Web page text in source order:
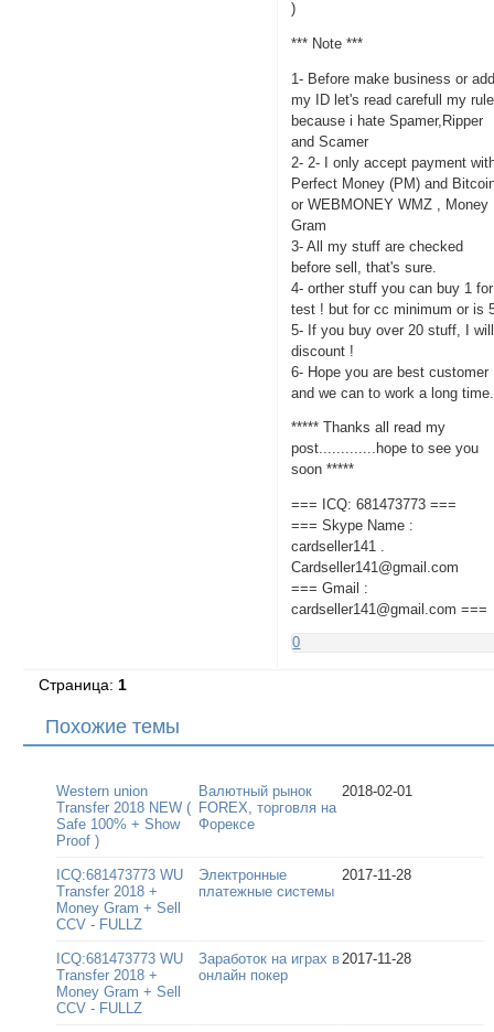
)
*** Note ***
1- Before make business or
my ID let's read carefull my rule
because i hate Spamer,Ripper
and Scamer
2- 2- I only accept payment
Perfect Money (PM) and
or WEBMONEY WMZ , Money
Gram
3- All my stuff are checked
before sell, that's sure.
4- orther stuff you can buy 1 for
test ! but for cc minimum or is
5- If you buy over 20 stuff, I will
discount !
6- Hope you are best customer
and we can to work a long time.
***** Thanks all read my
post.............hope to see you
soon *****
=== ICQ: 681473773 ===
=== Skype Name :
cardseller141 .
Cardseller141@gmail.com
=== Gmail :
cardseller141@gmail.com ===
0
Страница:1
Похожие темы
Western union
Transfer 2018 NEW (
Safe 100% + Show
Proof )
Валютный рынок
FOREX, торговля на
Форексе
2018-02-01
ICQ:681473773 WU
Transfer 2018 +
Money Gram + Sell
CCV - FULLZ
Электронные
платежные системы
2017-11-28
ICQ:681473773 WU
Transfer 2018 +
Money Gram + Sell
CCV - FULLZ
Заработок на играх в
онлайн покер
2017-11-28